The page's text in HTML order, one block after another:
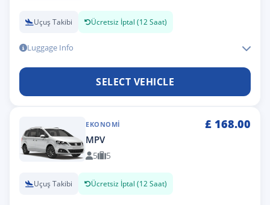
Uçuş Takibi Ücretsiz İptal (12 Saat)
Luggage Info
SELECT VEHICLE
EKONOMI £ 168.00
MPV
5 5
Uçuş Takibi Ücretsiz İptal (12 Saat)